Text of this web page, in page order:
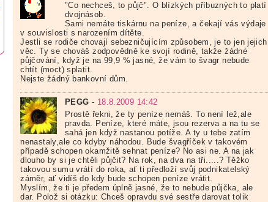
"Co nechceš, to půjč". O blízkých příbuzných to platí
dvojnásob.
Sami nemáte tiskárnu na peníze, a čekají vás výdaje
v souvislosti s narozením dítěte.
Jestli se rodiče chovají sebezničujícím způsobem, je to jen jejich
věc. Ty se chováš zodpovědně ke svojí rodině, takže žádné
půjčování, když je na 99,9 % jasné, že vám to švagr nebude
chtít (moct) splatit.
Nejste žádný bankovní dům.
PEGG - 18.8.2009 14:42
Prostě řekni, že ty peníze nemáš. To není lež,ale
pravda. Peníze, které máte, jsou rezerva a na tu se
sahá jen když nastanou potíže. A ty u tebe zatím
nenastaly,ale co kdyby náhodou. Bude švagříček v takovém
případě schopen okamžitě sehnat peníze? No asi ne. A na jak
dlouho by si je chtěli půjčit? Na rok, na dva na tři.....? Těžko
takovou sumu vrátí do roka, ať ti předloží svůj podnikatelský
záměr, ať vidíš do kdy bude schopen peníze vrátit.
Myslím, že ti je předem úplně jasné, že to nebude půjčka, ale
dar. Polož si otázku: Chceš opravdu své sestře darovat tolik